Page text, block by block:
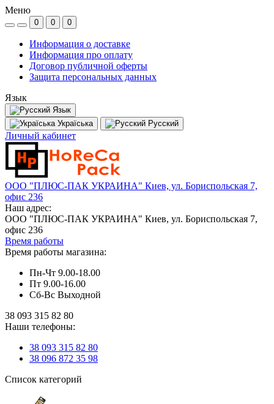
Меню
0 0 0
Информация о доставке
Информация про оплату
Договор публичной оферты
Защита персональных данных
Язык
Язык
Україська
Русский
Личный кабинет
ООО "ПЛЮС-ПАК УКРАИНА" Киев, ул. Бориспольская 7,
офис 236
Наш адрес:
ООО "ПЛЮС-ПАК УКРАИНА" Киев, ул. Бориспольская 7,
офис 236
Время работы
Время работы магазина:
Пн-Чт 9.00-18.00
Пт 9.00-16.00
Сб-Вс Выходной
38 093 315 82 80
Наши телефоны:
38 093 315 82 80
38 096 872 35 98
Список категорий